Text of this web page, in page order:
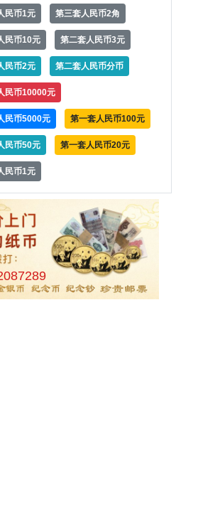
民币1元 第三套人民币2角
民币10元 第二套人民币3元
民币2元 第二套人民币分币
民币10000元
民币5000元 第一套人民币100元
民币50元 第一套人民币20元
民币1元